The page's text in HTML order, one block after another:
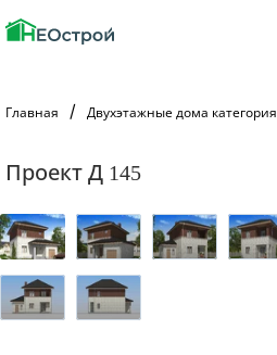
Главная Двухэтажные дома категория
Проект Д 145